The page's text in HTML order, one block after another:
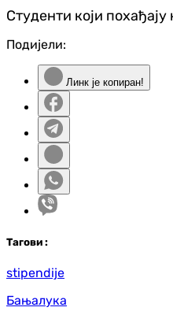
Студенти који
Подијели:
Линк је копиран!
Тагови :
stipendije
Бањалука